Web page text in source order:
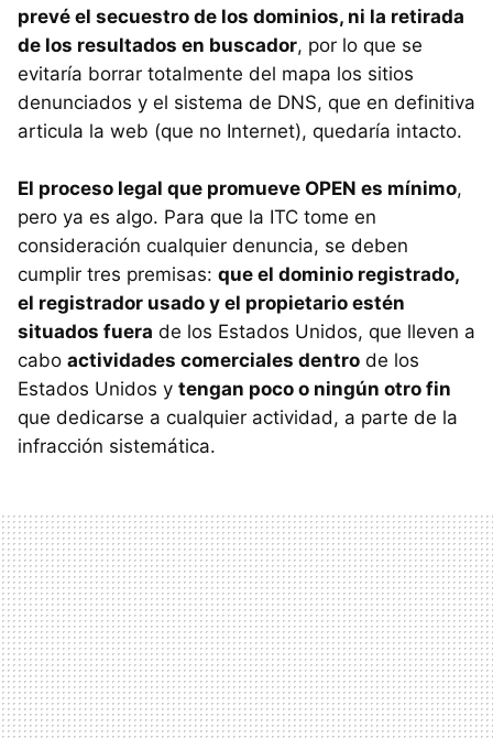
prevé el secuestro de los dominios, ni la retirada
de los resultados en buscador, por lo que se
evitaría borrar totalmente del mapa los sitios
denunciados y el sistema de DNS, que en definitiva
articula la web (que no Internet), quedaría intacto.
El proceso legal que promueve OPEN es mínimo,
pero ya es algo. Para que la ITC tome en
consideración cualquier denuncia, se deben
cumplir tres premisas: que el dominio registrado,
el registrador usado y el propietario estén
situados fuera de los Estados Unidos, que lleven a
cabo actividades comerciales dentro de los
Estados Unidos y tengan poco o ningún otro fin
que dedicarse a cualquier actividad, a parte de la
infracción sistemática.